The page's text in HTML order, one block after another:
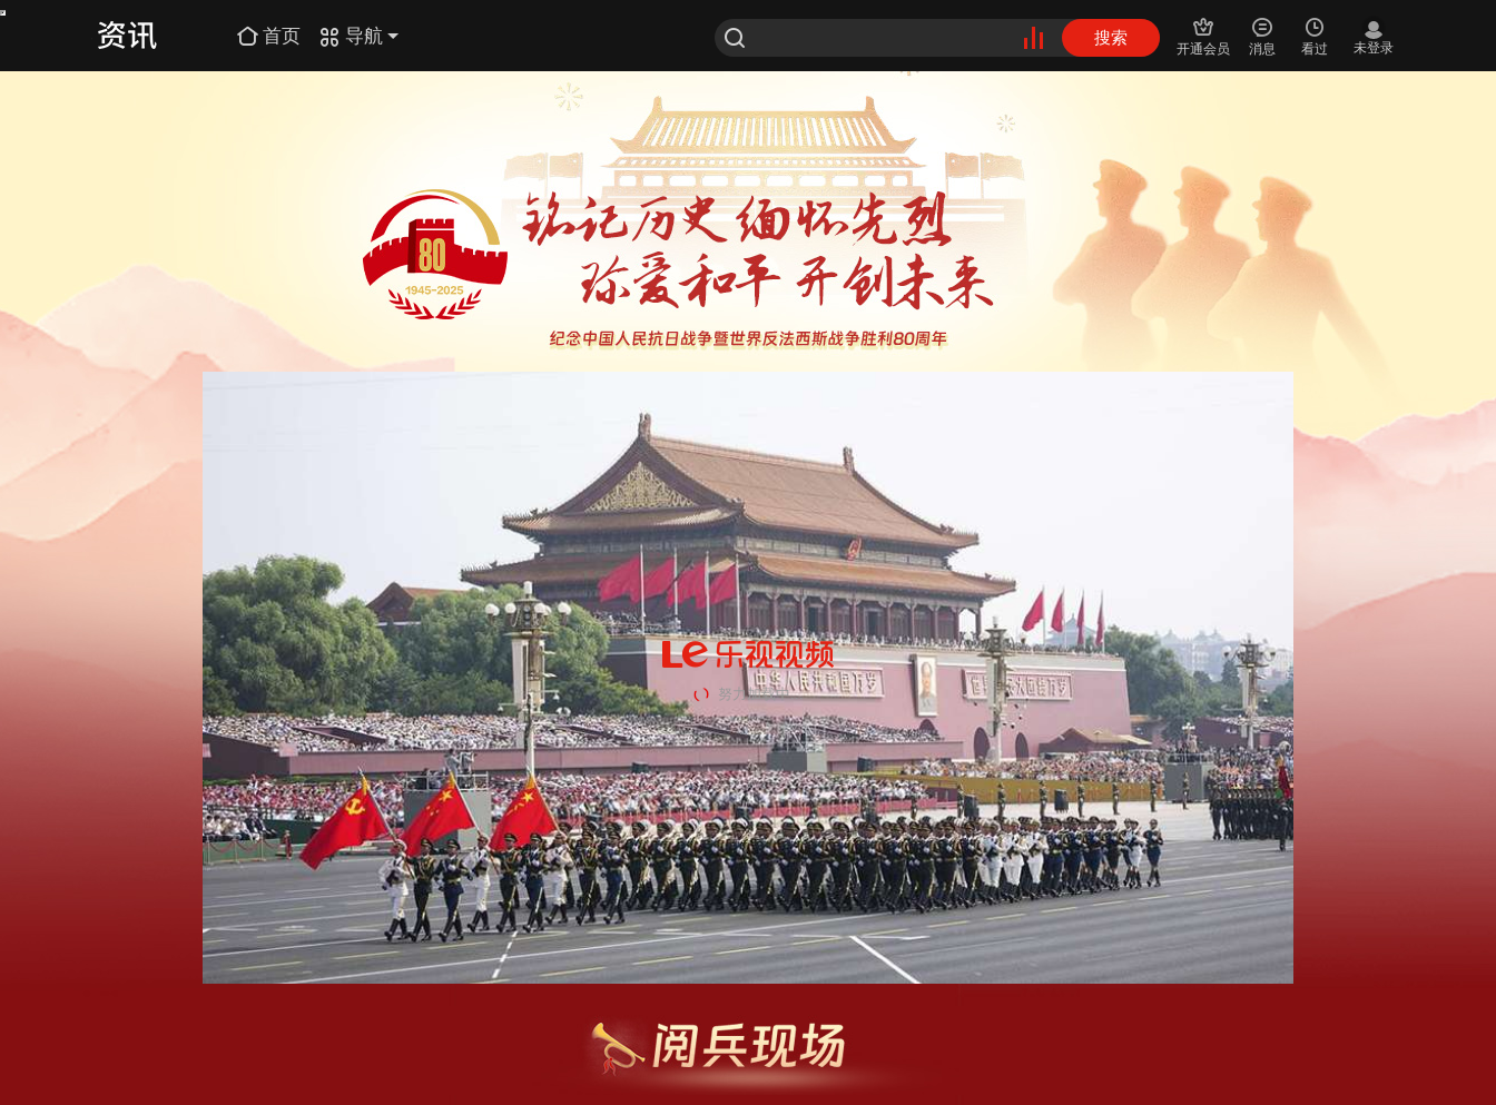
首页 导航 搜索
开通会员 消息 看过 未登录
纪念中国人民抗日战争暨世界反法西斯战争胜利80周年大会
努力加载中...